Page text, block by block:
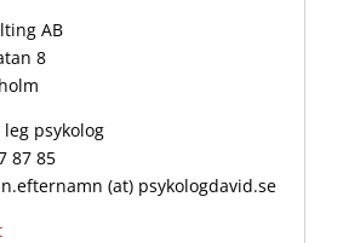
AB
8
psykolog
87 85
(at) psykologdavid.se